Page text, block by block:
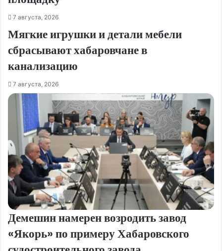
7 августа, 2026
Мягкие игрушки и детали мебели
сбрасывают хабаровчане в
канализацию
7 августа, 2026
Демешин намерен возродить завод
«Якорь» по примеру Хабаровского